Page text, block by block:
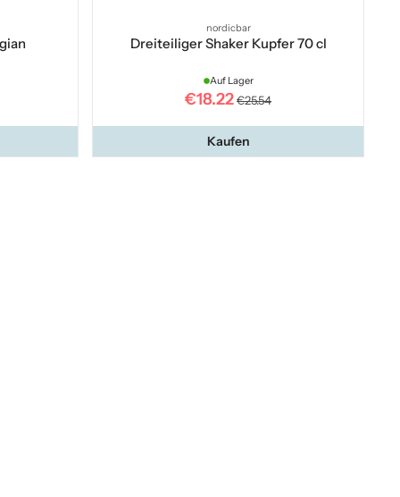
nordicbar
Dreiteiliger Shaker Kupfer 70 cl
Auf Lager
€18.22 €25.54
Kaufen